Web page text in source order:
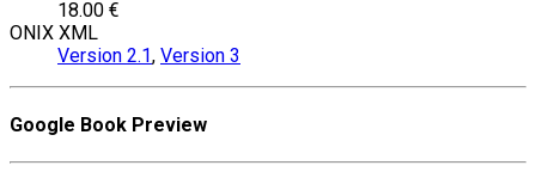
18.00 €
ONIX XML
Version 2.1, Version 3
Google Book Preview